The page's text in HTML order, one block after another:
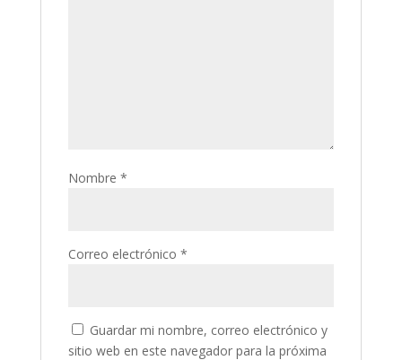
Nombre *
Correo electrónico *
Guardar mi nombre, correo electrónico y
sitio web en este navegador para la próxima